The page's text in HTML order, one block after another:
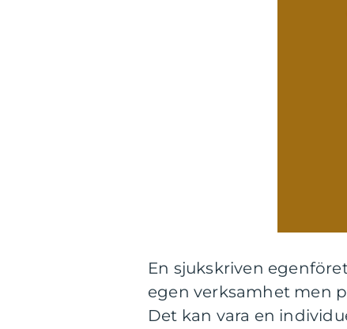
En sjukskriven
egen verksamhet men
Det kan vara en